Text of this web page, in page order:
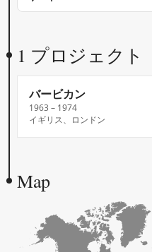
1 プロジェクト
バービカン
1963 – 1974
イギリス、ロンドン
Map